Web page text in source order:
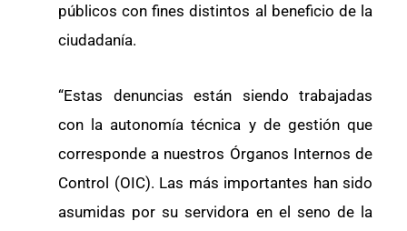
públicos con fines distintos al beneficio de la
ciudadanía.
“Estas denuncias están siendo trabajadas
con la autonomía técnica y de gestión que
corresponde a nuestros Órganos Internos de
Control (OIC). Las más importantes han sido
asumidas por su servidora en el seno de la